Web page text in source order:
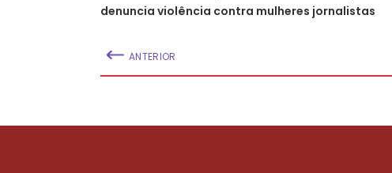
denuncia violência contra mulheres jornalistas
ANTERIOR